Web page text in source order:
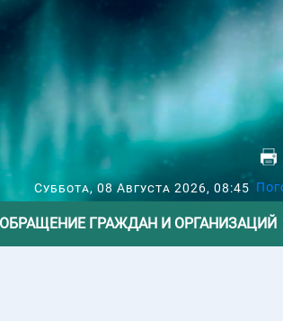
Суббота, 08 Августа 2026, 08:45
ОБРАЩЕНИЕ ГРАЖДАН И ОРГАНИЗАЦИЙ